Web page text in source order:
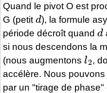
Quand le pivot O est
G (petit
d
), la formule
période décroît quand
d
si nous descendons la
(nous augmentons
l2
,
accélère. Nous pouvons
par un "tirage de phase"